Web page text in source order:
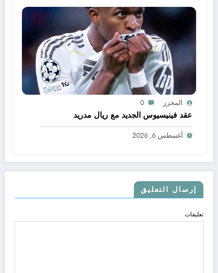
المحرر 0
عقد فينيسيوس الجديد مع ريال مدريد
أغسطس 6, 2026
إرسال التعليق
تعليقات